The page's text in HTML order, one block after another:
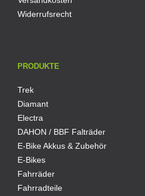
Widerrufsrecht
PRODUKTE
Trek
Diamant
Electra
DAHON / BBF Falträder
E-Bike Akkus & Zubehör
E-Bikes
Fahrräder
Fahrradteile